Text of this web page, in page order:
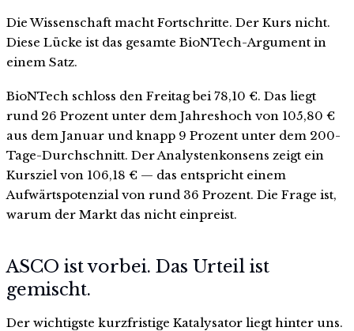
Die Wissenschaft macht Fortschritte. Der Kurs nicht.
Diese Lücke ist das gesamte BioNTech-Argument in
einem Satz.
BioNTech schloss den Freitag bei 78,10 €. Das liegt
rund 26 Prozent unter dem Jahreshoch von 105,80 €
aus dem Januar und knapp 9 Prozent unter dem 200-
Tage-Durchschnitt. Der Analystenkonsens zeigt ein
Kursziel von 106,18 € — das entspricht einem
Aufwärtspotenzial von rund 36 Prozent. Die Frage ist,
warum der Markt das nicht einpreist.
ASCO ist vorbei. Das Urteil ist
gemischt.
Der wichtigste kurzfristige Katalysator liegt hinter uns.